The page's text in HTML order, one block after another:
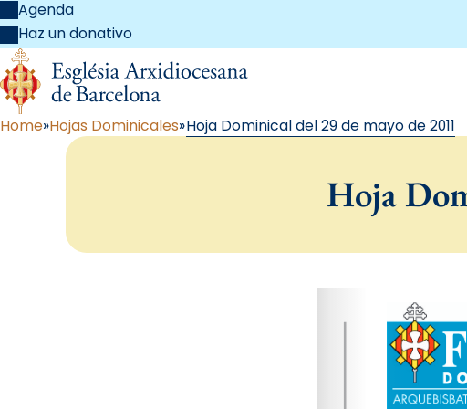
Agenda
Haz un donativo
Home Hojas Dominicales Hoja Dominical del 29 de mayo de 2011
Hoja